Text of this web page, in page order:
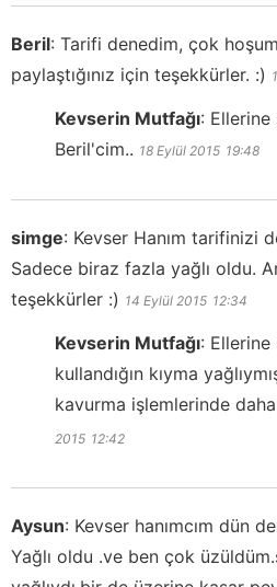
Beril: Tarifi denedim, çok
paylaştığınız için teşekkürler. :)
Kevserin Mutfağı: Ellerine
Beril'cim.. 18 Eylül 2015 19:48
simge: Kevser Hanım tarifinizi
Sadece biraz fazla yağlı oldu.
teşekkürler :) 14 Eylül 2015 12:34
Kevserin Mutfağı: Ellerine
kullandığın kıyma
kavurma işlemlerinde
2015 12:42
Aysun: Kevser hanımcım dün
Yağlı oldu .ve ben çok